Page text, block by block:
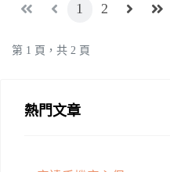
1 2
第 1 頁，共 2 頁
熱門文章